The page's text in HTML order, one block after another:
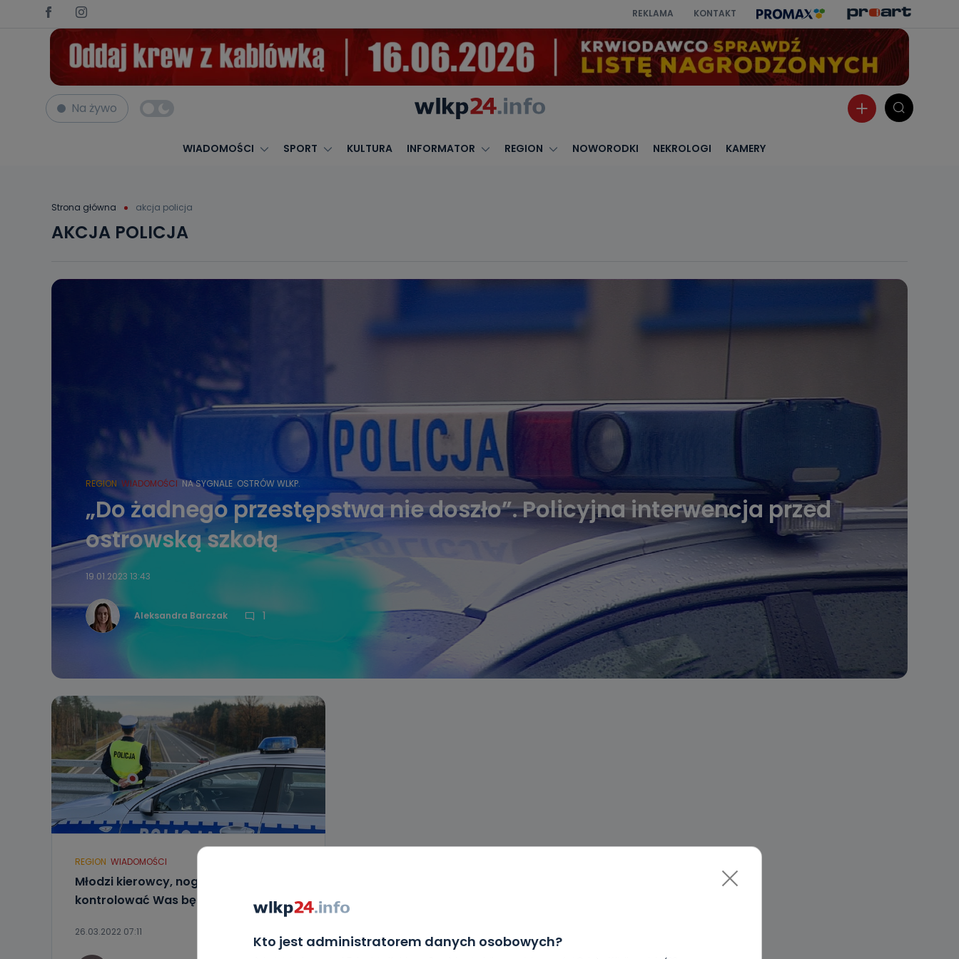
REKLAMA KONTAKT
Na żywo
WIADOMOŚCI SPORT KULTURA INFORMATOR REGION NOWORODKI NEKROLOGI KAMERY
Strona główna akcja policja
Kto jest administratorem danych osobowych?
AKCJA POLICJA
REGION WIADOMOŚCI NA SYGNALE OSTRÓW WLKP.
„Do żadnego przestępstwa nie doszło”. Policyjna interwencja przed
ostrowską szkołą
19.01.2023 13:43
Aleksandra Barczak 1
REGION WIADOMOŚCI
Młodzi kierowcy, noga z gazu! Dziś
kontrolować Was będzie policja
26.03.2022 07:11